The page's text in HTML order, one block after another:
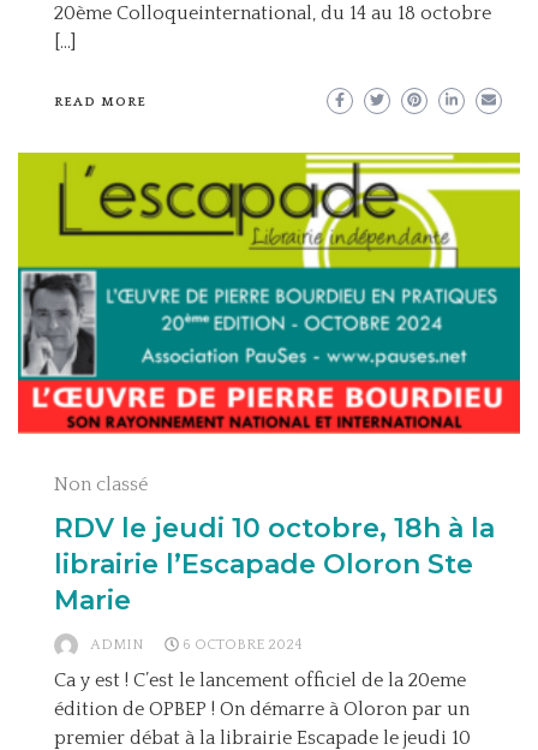
20ème Colloqueinternational, du 14 au 18 octobre
[…]
READ MORE
Non classé
RDV le jeudi 10 octobre, 18h à la
librairie l’Escapade Oloron Ste
Marie
ADMIN 6 OCTOBRE 2024
Ca y est ! C’est le lancement officiel de la 20eme
édition de OPBEP ! On démarre à Oloron par un
premier débat à la librairie Escapade le jeudi 10